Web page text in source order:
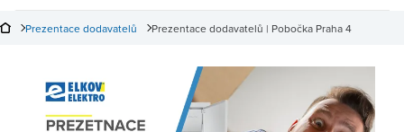
Prezentace dodavatelů | Pobočka Praha 4
Prezentace dodavatelů